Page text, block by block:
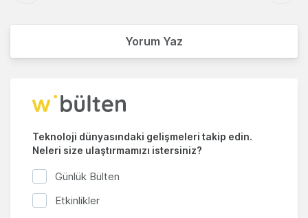
Yorum Yaz
Teknoloji dünyasındaki gelişmeleri takip edin.
Neleri size ulaştırmamızı istersiniz?
Günlük Bülten
Etkinlikler